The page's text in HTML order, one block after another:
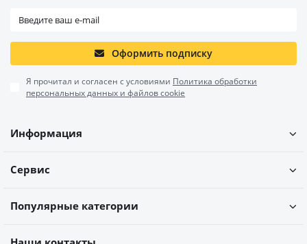
Оформить подписку
Я прочитал и согласен с условиями Политика обработки
персональных данных и файлов cookie
Информация
Сервис
Популярные категории